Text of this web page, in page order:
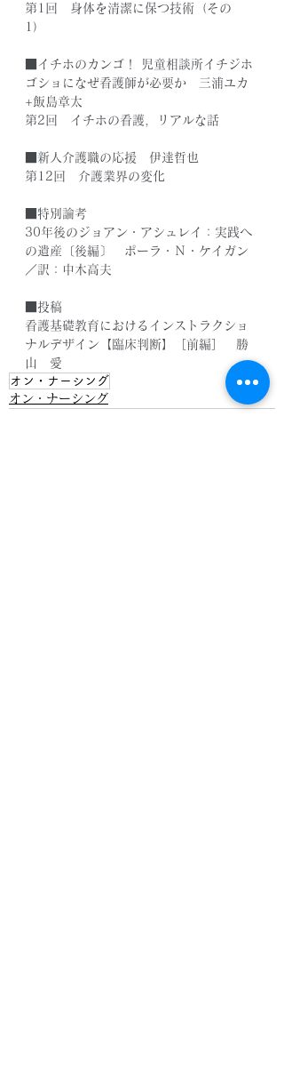
第1回　身体を清潔に保つ技術（その
1）
■イチホのカンゴ！ 児童相談所イチジホ
ゴショになぜ看護師が必要か　三浦ユカ
+飯島章太
第2回　イチホの看護，リアルな話
■新人介護職の応援　伊達哲也
第12回　介護業界の変化
■特別論考
30年後のジョアン・アシュレイ：実践へ
の遺産〔後編〕　ポーラ・Ｎ・ケイガン
／訳：中木高夫
■投稿
看護基礎教育におけるインストラクショ
ナルデザイン【臨床判断】［前編］　勝
山　愛
オン・ナーシング
オン・ナーシング